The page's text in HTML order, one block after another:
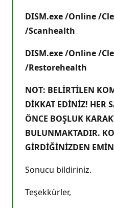
DISM.exe /Online /
/Scanhealth
DISM.exe /Online /
/Restorehealth
NOT: BELİRTİLEN
DİKKAT EDİNİZ! HER
ÖNCE BOŞLUK
BULUNMAKTADIR.
GİRDİĞİNİZDEN
Sonucu bildiriniz.
Teşekkürler,